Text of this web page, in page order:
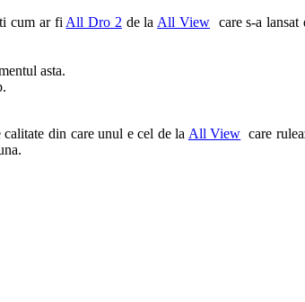
cum ar fi All Dro 2 de la All Viewcare s-a lansat
asta.
din care unul e cel de la All View care